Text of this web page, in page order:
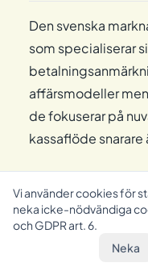
Vi använder cookies för
neka icke-nödvändiga
och GDPR art. 6.
Neka
Den svenska
som specialiserar
affärsmodeller
de fokuserar på
kassaflöde
Tre kategorier är
Digitala
besked inom